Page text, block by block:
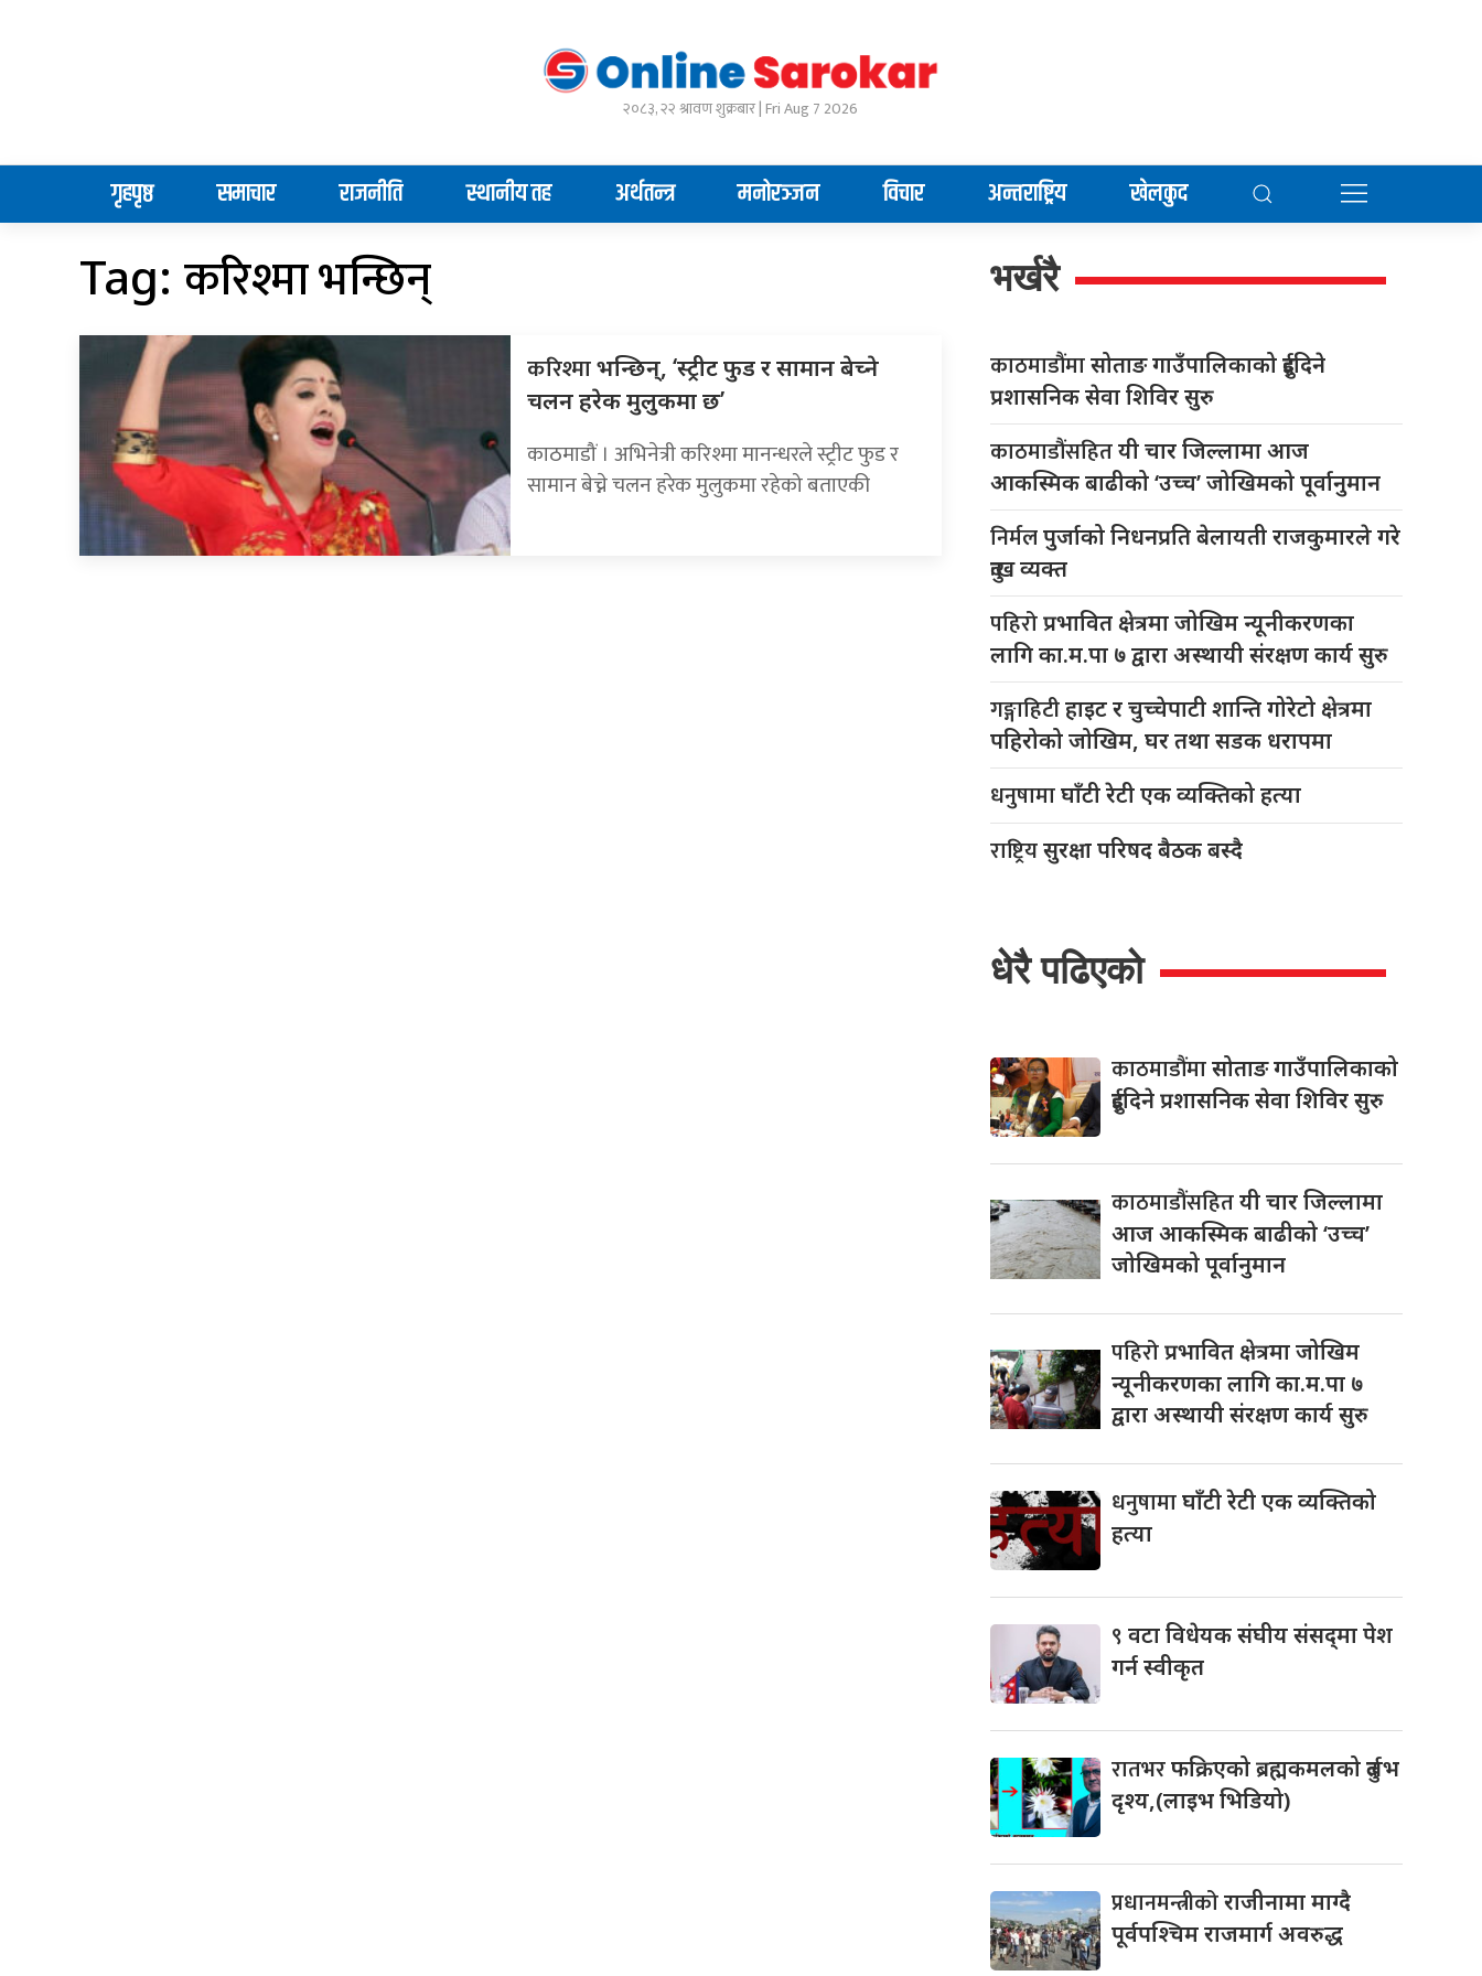
२०८३, २२ श्रावण शुक्रबार | Fri Aug 7 2026
गृहपृष्ठ समाचार राजनीति स्थानीय तह अर्थतन्त्र मनोरञ्जन विचार अन्तराष्ट्रिय खेलकुद
Tag: करिश्मा भन्छिन्
करिश्माभन्छिन्, ‘स्ट्रीट फुड र सामान बेच्ने
चलन हरेक मुलुकमा छ’
काठमाडौं । अभिनेत्री करिश्मा मानन्धरले स्ट्रीट फुड र
सामान बेच्ने चलन हरेक मुलुकमा रहेको बताएकी
भर्खरै
काठमाडौंमासोताङ गाउँपालिकाको दुईदिने
प्रशासनिक सेवा शिविर सुरु
काठमाडौंसहितयी चार जिल्लामा आज
आकस्मिक बाढीको ‘उच्च’ जोखिमको पूर्वानुमान
निर्मलपुर्जाको निधनप्रति बेलायती राजकुमारले गरे
दुःख व्यक्त
पहिरोप्रभावित क्षेत्रमा जोखिम न्यूनीकरणका
लागि का.म.पा ७ द्वारा अस्थायी संरक्षण कार्य सुरु
गङ्गाहिटीहाइट र चुच्चेपाटी शान्ति गोरेटो क्षेत्रमा
पहिरोको जोखिम, घर तथा सडक धरापमा
धनुषामाघाँटी रेटी एक व्यक्तिको हत्या
राष्ट्रियसुरक्षा परिषद बैठक बस्दै
धेरै पढिएको
काठमाडौंमासोताङ गाउँपालिकाको
दुईदिने प्रशासनिक सेवा शिविर सुरु
काठमाडौंसहितयी चार जिल्लामा
आज आकस्मिक बाढीको ‘उच्च’
जोखिमको पूर्वानुमान
पहिरोप्रभावित क्षेत्रमा जोखिम
न्यूनीकरणका लागि का.म.पा ७
द्वारा अस्थायी संरक्षण कार्य सुरु
धनुषामाघाँटी रेटी एक व्यक्तिको
हत्या
९वटा विधेयक संघीय संसद्‌मा पेश
गर्न स्वीकृत
रातभरफक्रिएको ब्रह्मकमलको दुर्लभ
दृश्य,(लाइभ भिडियो)
प्रधानमन्त्रीकोराजीनामा माग्दै
पूर्वपश्चिम राजमार्ग अवरुद्ध